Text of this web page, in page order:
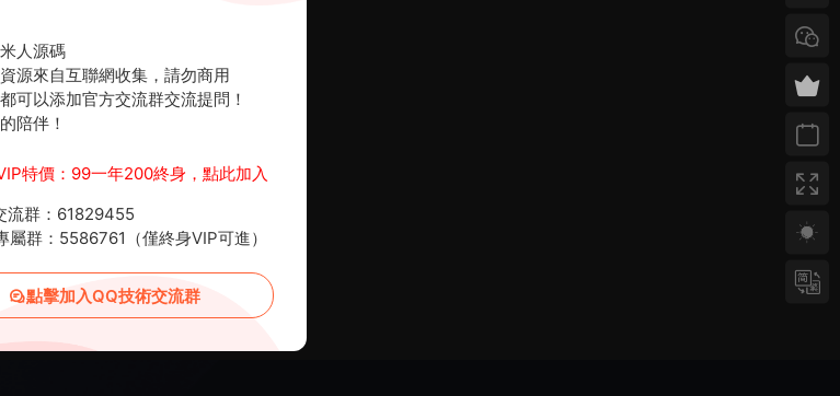
人源碼
源來自互聯網收集，請勿商用
可以添加官方交流群交流提問！
陪伴！
特價：99一年200終身，點此加入
流群：61829455
屬群：5586761（僅終身VIP可進）
點擊加入QQ技術交流群